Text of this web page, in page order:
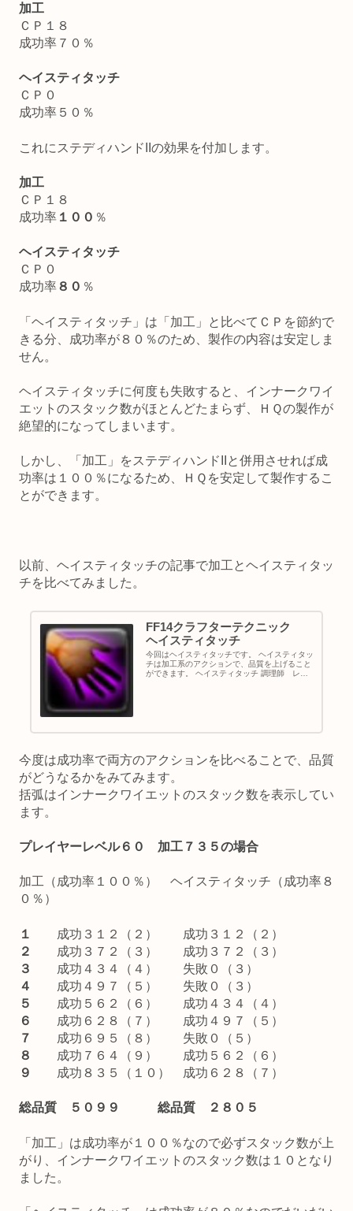
加工
ＣＰ１８
成功率７０％
ヘイスティタッチ
ＣＰ０
成功率５０％
これにステディハンドIIの効果を付加します。
加工
ＣＰ１８
成功率 １００ ％
ヘイスティタッチ
ＣＰ０
成功率８０ ％
「ヘイスティタッチ」は「加工」と比べてＣＰを節約で
きる分、成功率が８０％のため、製作の内容は安定しま
せん。
ヘイスティタッチに何度も失敗すると、インナークワイ
エットのスタック数がほとんどたまらず、ＨＱの製作が
絶望的になってしまいます。
しかし、「加工」をステディハンドIIと併用させれば成
功率は１００％になるため、ＨＱを安定して製作するこ
とができます。
以前、ヘイスティタッチの記事で加工とヘイスティタッ
チを比べてみました。
FF14クラフターテクニック
ヘイスティタッチ
今回はヘイスティタッチです。 ヘイスティタッ
チは加工系のアクションで、品質を上げること
ができます。 ヘイスティタッチ 調理師 レベ
今度は成功率で両方のアクションを比べることで、品質
がどうなるかをみてみます。
括弧はインナークワイエットのスタック数を表示してい
ます。
プレイヤーレベル６０ 加工７３５の場合
加工（成功率１００％） ヘイスティタッチ（成功率８
０％）
１
成功３１２（２） 成功３１２（２）
２
成功３７２（３） 成功３７２（３）
３
成功４３４（４） 失敗０（３）
４
成功４９７（５） 失敗０（３）
５
成功５６２（６） 成功４３４（４）
６
成功６２８（７） 成功４９７（５）
７
成功６９５（８） 失敗０（５）
８
成功７６４（９） 成功５６２（６）
９
成功８３５（１０） 成功６２８（７）
総品質 ５０９９ 総品質 ２８０５
「加工」は成功率が１００％なので必ずスタック数が上
がり、インナークワイエットのスタック数は１０となり
ました。